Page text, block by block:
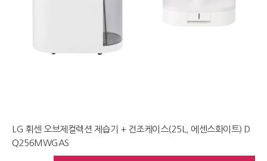
LG 휘센 오브제컬렉션 제습기 + 건조케이스(25L, 에센스화이트) D
Q256MWGAS